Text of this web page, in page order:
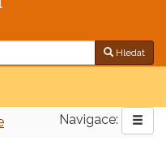
Hledat
Navigace: